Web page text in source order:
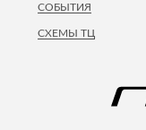
СОБЫТИЯ
СХЕМЫ ТЦ